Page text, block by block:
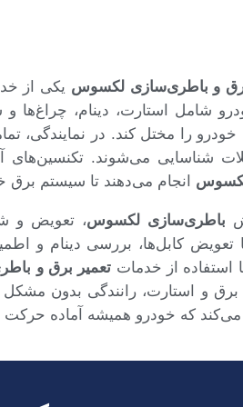
و باطری‌سازی لکسوس یکی از
شامل استارت، دینام، چراغ‌ها
خودرو را مختل کند. در نمایندگی،
شناسایی می‌شوند. تکنسین‌های
انجام می‌دهند تا سیستم
باطری‌سازی لکسوس، تعویض و
تعویض کابل‌ها، بررسی دینام و
استفاده از خدمات تعمیر برق و
و استارت، رانندگی بدون
که خودرو همیشه آماده حرکت